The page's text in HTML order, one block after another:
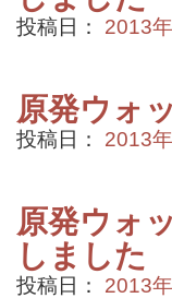
投稿日： 2013
原発ウォ
投稿日： 2013
原発ウォ
しました
投稿日： 2013